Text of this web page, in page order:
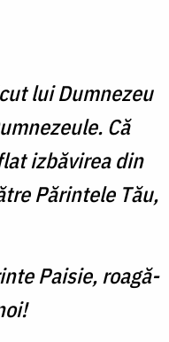
lui Dumnezeu
Că
izbăvirea din
Părintele Tău,
Paisie, roagă-